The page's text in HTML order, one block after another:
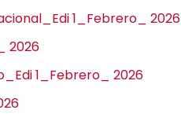
1_ Febrero_ 2026
2026
1_Febrero_ 2026